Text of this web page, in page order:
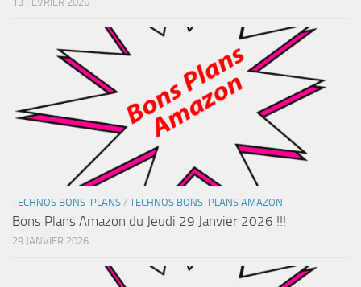
TECHNOS BONS-PLANS / TECHNOS BONS-PLANS AMAZON
Bons Plans Amazon du Jeudi 29 Janvier 2026 !!!
29 JANVIER 2026